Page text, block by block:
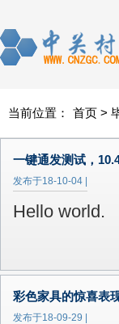
当前位置： 首页 >
一键通发测试，
发布于18-10-04
Hello world.
彩色家具的惊喜表
发布于18-09-29